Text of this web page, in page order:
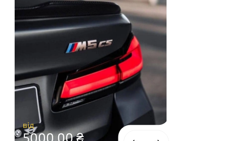
від
5000.00 ₴